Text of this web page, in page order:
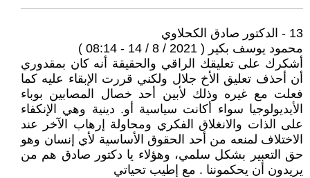
13 - الدكتور صادق الكحلاوي
محمود يوسف بكير ( 2021 / 8 / 14 - 08:14 )
أشكرك على تعليقك الراقي والحقيقة أنه كان بمقدوري
أن أحذف تعليق الأخ جلال ولكني قررت الإبقاء عليه كما
فعلت مع غيره وذلك لأبين أحد خصال المصابين بوباء
الأيديولوجيا سواء أكانت سياسية أو. دينية وهي الإنكفاء
على الذات والانغلاق الفكري ومحاولة إرهاب الآخر عند
الاختلاف لمنعه من أحد الحقوق الأساسية لأي إنسان وهو
حق التعبير بشكل سلمي، وهؤلاء يا دكتور صادق هم من
يريدون أن يحكموننا . مع إطيب تحياتي